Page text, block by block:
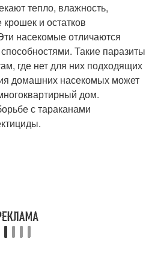
тепло, влажность,
и остатков
насекомые отличаются
Такие паразиты
где нет для них подходящих
домашних насекомых может
дом.
с тараканами